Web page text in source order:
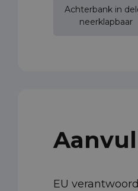
Achterbank in
neerklapbaar
EU